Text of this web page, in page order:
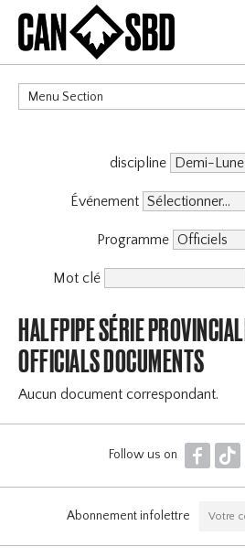
Menu Section
discipline
Événement
Programme
Mot clé
HALFPIPE SÉRIE
OFFICIALS DOCUMENTS
Aucun document correspondant.
Follow us on F T
Abonnement infolettre